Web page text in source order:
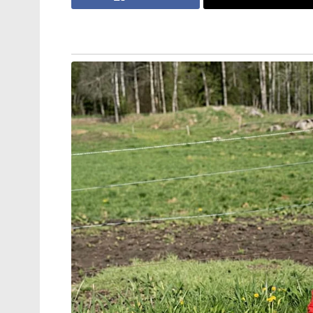
ചെയ്തതെന്ന് പി.ഡി.പി.
അന്വേഷണത്തിന് പ്രത്യേക സി.ബി.ഐ
സംഘത്തെ നിയോഗിച്ച് കൽക്കട്ട
ഹൈക്കോടതി
ആഹാരസാധനങ്ങളുടെ
സൈന്യം കടുത്ത അടിച്ചമർത്തലുകളാണ്
സബ്‌സിഡിയും വൈദ്യുതി നിരക്കിൽ
നിർബന്ധിതരായെങ്കിലും, തങ്ങളുടെ
നിയന്ത്രണത്തെയും കുറിച്ചുള്ള
പരിഹാരമാകില്ലെന്ന നിലപാടിലാണ്
മൂലം പിഒകെയിലെ ജനങ്ങൾ വലിയ
പാക് സൈന്യം കാണുന്നതെന്നും അവർ
സമരത്തിന്റെ പുതിയ രാഷ്ട്രീയ മാറ്റം